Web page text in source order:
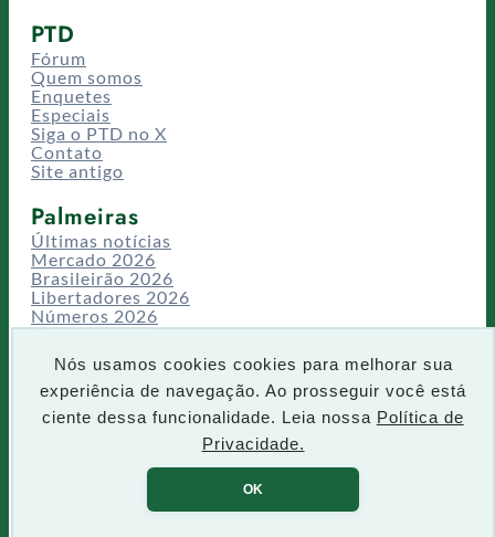
Nós usamos cookies cookies para melhorar sua
experiência de navegação. Ao prosseguir você está
ciente dessa funcionalidade. Leia nossa Política de
Privacidade.
OK
PTD
Fórum
Quem somos
Enquetes
Especiais
Siga o PTD no X
Contato
Site antigo
Palmeiras
Últimas notícias
Mercado 2026
Brasileirão 2026
Libertadores 2026
Números 2026
Campeonatos
Temporadas
CT/Centro de Excelência
Busca
P
e
q
u